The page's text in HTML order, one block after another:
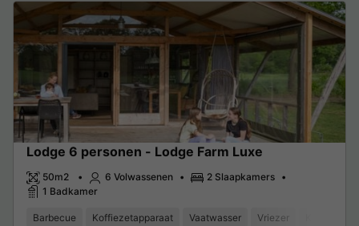
Lodge 6 personen - Lodge Farm Luxe
50m2 6 Volwassenen
2 Slaapkamers
1 Badkamer
Barbecue Koffiezetapparaat Vaatwasser Vriezer